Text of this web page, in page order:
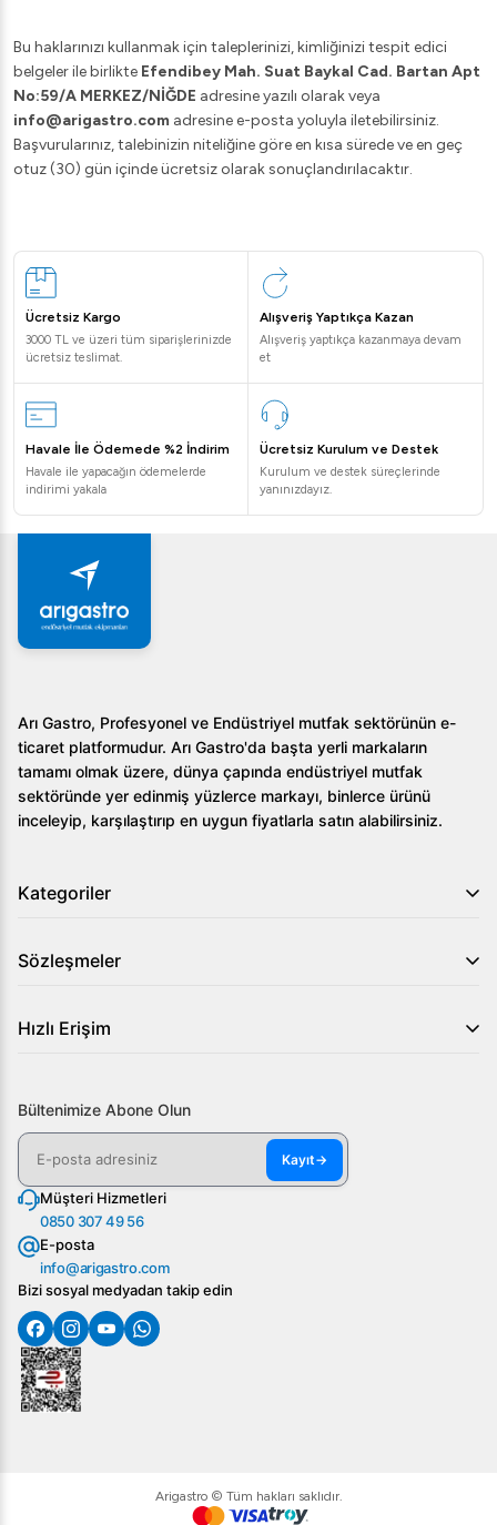
Bu haklarınızı kullanmak için taleplerinizi, kimliğinizitespit edici
belgeler ile birlikte Efendibey Mah. Suat Baykal Cad. Bartan Apt
No:59/A MERKEZ/NİĞDE adresine yazılı olarak veya
info@arigastro.com adresine e-posta yoluyla iletebilirsiniz.
Başvurularınız, talebinizin niteliğine göre en kısa sürede ve en geç
otuz (30) gün içinde ücretsiz olarak sonuçlandırılacaktır.
Ücretsiz Kargo
3000 TL ve üzeri tüm siparişlerinizde
ücretsiz teslimat.
Alışveriş Yaptıkça Kazan
Alışveriş yaptıkça kazanmaya devam
et
Havale İle Ödemede %2 İndirim
Havale ile yapacağın ödemelerde
indirimi yakala
Ücretsiz Kurulum ve Destek
Kurulum ve destek süreçlerinde
yanınızdayız.
Arı Gastro, Profesyonel ve Endüstriyel mutfak sektörünün e-
ticaret platformudur. Arı Gastro'da başta yerli markaların
tamamı olmak üzere, dünya çapında endüstriyel mutfak
sektöründe yer edinmiş yüzlerce markayı, binlerce ürünü
inceleyip, karşılaştırıp en uygun fiyatlarla satın alabilirsiniz.
Kategoriler
Sözleşmeler
Hızlı Erişim
Bültenimize Abone Olun
Kayıt→
Müşteri Hizmetleri
0850 307 49 56
E-posta
info@arigastro.com
Bizi sosyal medyadan takip edin
Arigastro © Tüm hakları saklıdır.